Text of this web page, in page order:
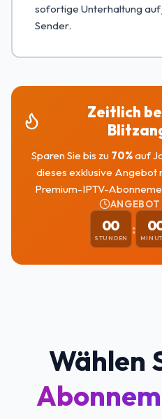
sofortige Unterhaltung
Sender.
Zeitlich
Sparen Sie bis zu 70%auf
dieses exklusive Angebot
Premium-IPTV-
00
STUNDEN
:
Wählen